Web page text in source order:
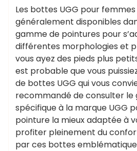
Les bottes UGG pour
généralement disponibles
gamme de pointures pour
différentes morphologies et
vous ayez des pieds plus
est probable que vous
de bottes UGG qui vous
recommandé de consulter le
spécifique à la marque UGG
pointure la mieux adaptée à
profiter pleinement du
par ces bottes